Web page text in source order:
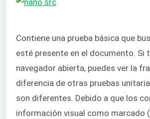
Contiene una prueba básica que
esté presente en el documento. Si
navegador abierta, puedes ver la
diferencia de otras pruebas
son diferentes. Debido a que los
información visual como marcado